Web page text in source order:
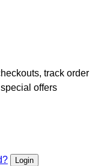
track order
offers